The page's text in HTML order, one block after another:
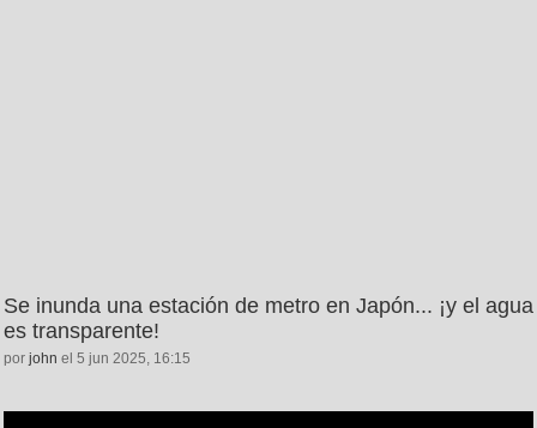
Se inunda una estación de metro en Japón... ¡y el agua
es transparente!
por john el 5 jun 2025, 16:15